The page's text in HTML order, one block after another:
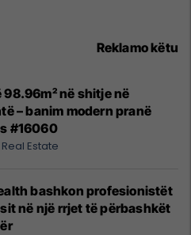
Reklamo këtu
98.96m² në shitje në
– banim modern pranë
#16060
Estate
bashkon profesionistët
në një rrjet të përbashkët